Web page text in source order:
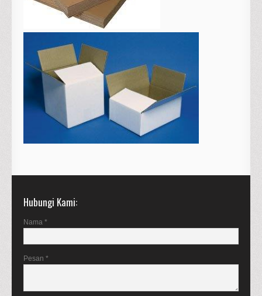
Hubungi Kami
Nama *
Pesan *